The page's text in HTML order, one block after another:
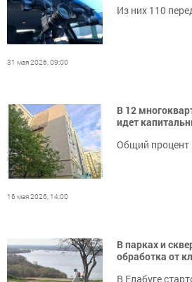
Из них 110
31 мая 2026, 09:00
В 12
идет
Общий процент
16 мая 2026, 14:00
В парках и
обработка от
В Елабуге